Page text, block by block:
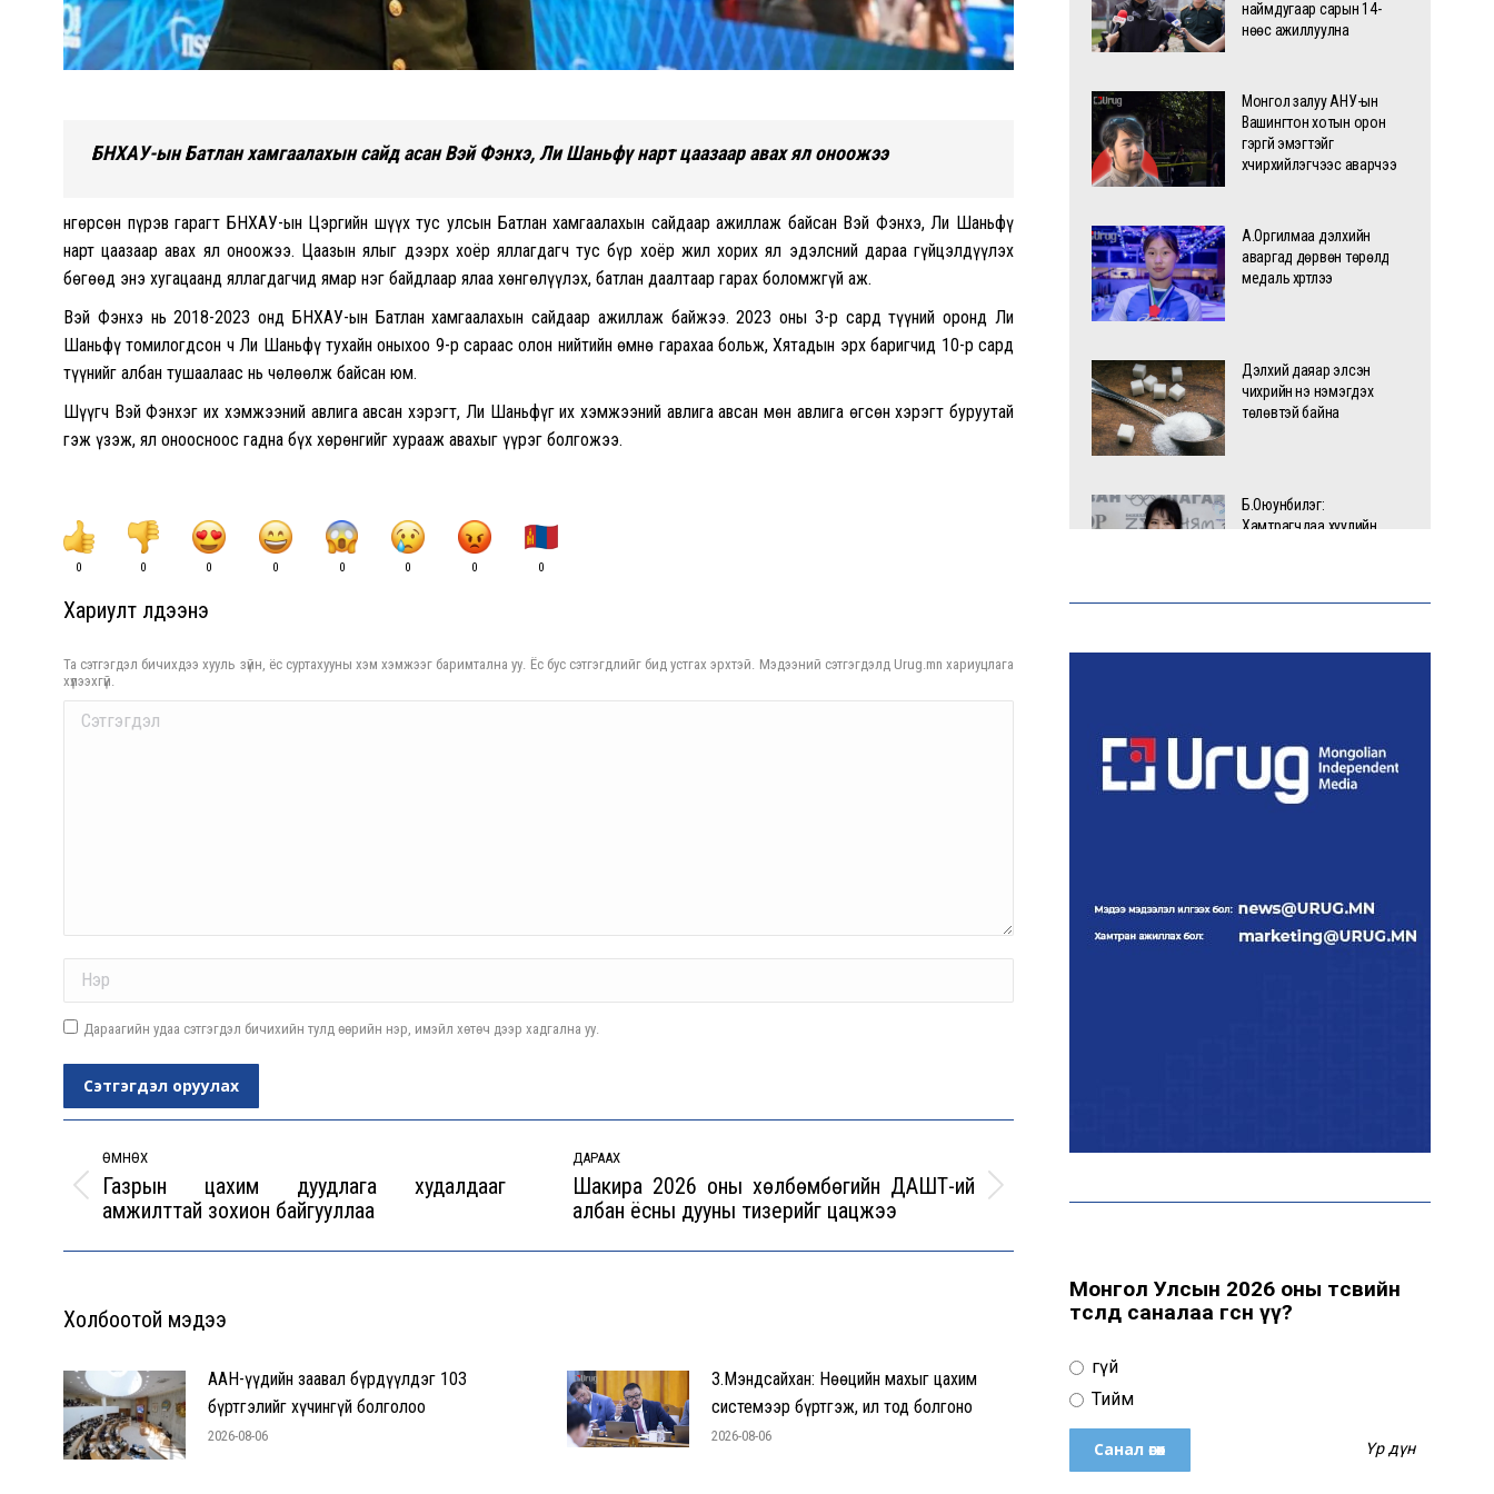
БНХАУ-ын Батлан хамгаалахын сайд асан Вэй Фэнхэ, Ли Шаньфү нарт цаазаар авах ял оноожээ
Өнгөрсөн пүрэв гарагт БНХАУ-ын Цэргийн шүүх тус улсын Батлан хамгаалахын сайдаар ажиллаж байсан Вэй Фэнхэ, Ли Шаньфү
нарт цаазаар авах ял оноожээ. Цаазын ялыг дээрх хоёр яллагдагч тус бүр хоёр жил хорих ял эдэлсний дараа гүйцэлдүүлэх
бөгөөд энэ хугацаанд яллагдагчид ямар нэг байдлаар ялаа хөнгөлүүлэх, батлан даалтаар гарах боломжгүй аж.
Вэй Фэнхэ нь 2018-2023 онд БНХАУ-ын Батлан хамгаалахын сайдаар ажиллаж байжээ. 2023 оны 3-р сард түүний оронд Ли
Шаньфү томилогдсон ч Ли Шаньфү тухайн оныхоо 9-р сараас олон нийтийн өмнө гарахаа больж, Хятадын эрх баригчид 10-р сард
түүнийг албан тушаалаас нь чөлөөлж байсан юм.
Шүүгч Вэй Фэнхэг их хэмжээний авлига авсан хэрэгт, Ли Шаньфүг их хэмжээний авлига авсан мөн авлига өгсөн хэрэгт буруутай
гэж үзэж, ял оноосноос гадна бүх хөрөнгийг хурааж авахыг үүрэг болгожээ.
0 0 0 0 0 0 0 0
Хариулт үлдээнэ үү
Та сэтгэгдэл бичихдээ хууль зүйн, ёс суртахууны хэм хэмжээг баримтална уу. Ёс бус сэтгэгдлийг бид устгах эрхтэй. Мэдээний сэтгэгдэлд Urug.mn хариуцлага
хүлээхгүй.
Comment
Дараагийн удаа сэтгэгдэл бичихийн тулд өөрийн нэр, имэйл хөтөч дээр хадгална уу.
Сэтгэгдэл оруулах
navigation
ӨМНӨХ
Previous
Газрын цахим дуудлага худалдааг
амжилттай зохион байгууллаа
ДАРААХ
Next
Шакира 2026 оны хөлбөмбөгийн ДАШТ-ий
албан ёсны дууны тизерийг цацжээ
Холбоотой мэдээ
ААН-үүдийн заавал бүрдүүлдэг 103
бүртгэлийг хүчингүй болголоо
2026-08-06
З.Мэндсайхан: Нөөцийн махыг цахим
системээр бүртгэж, ил тод болгоно
2026-08-06
наймдугаар сарын 14-
нөөс ажиллуулна
Монгол залуу АНУ-ын
Вашингтон хотын орон
гэргүй эмэгтэйг
хүчирхийлэгчээс аварчээ
А.Оргилмаа дэлхийн
аваргад дөрвөн төрөлд
медаль хүртлээ
Дэлхий даяар элсэн
чихрийн үнэ нэмэгдэх
төлөвтэй байна
Б.Оюунбилэг:
Хамтрагчдаа хуулийн
Д.Амарбаясгалан: Зах
Голомт банк АНЭУ-ын
Mashreq банканд Дирхам
Өчигдөр 102 тусгай
Монгол Улсын 2026 оны төсвийн
төсөлд саналаа өгсөн үү?
Үгүй
Тийм
Үр дүн